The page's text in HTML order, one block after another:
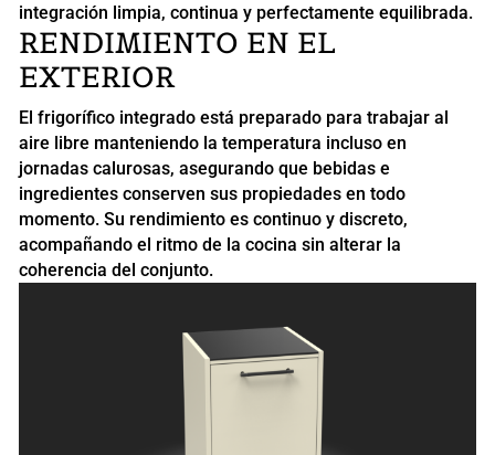
integración limpia, continua y perfectamente equilibrada.
RENDIMIENTO EN EL
EXTERIOR
El frigorífico integrado está preparado para trabajar al
aire libre manteniendo la temperatura incluso en
jornadas calurosas, asegurando que bebidas e
ingredientes conserven sus propiedades en todo
momento. Su rendimiento es continuo y discreto,
acompañando el ritmo de la cocina sin alterar la
coherencia del conjunto.